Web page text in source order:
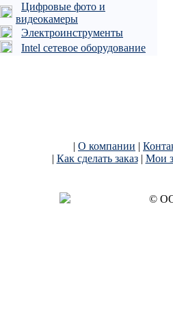
Цифровые фото и
видеокамеры
Электроинструменты
Intel сетевое оборудование
| О компании |
| Как сделать заказ| Мои
©